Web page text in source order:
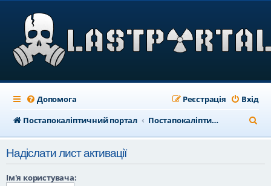
Допомога Вхід
Реєстрація
Постапокаліптичний портал
Постапокаліптичний форум
о
Надіслати лист активації
Ім'я користувача: